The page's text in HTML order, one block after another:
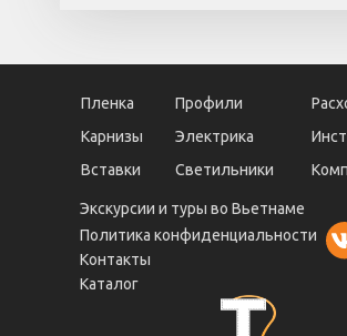
Пленка Профили
Вставки Светильники
Карнизы Электрика
Политика конфиденциальности
Экскурсии и туры во Вьетнаме
Каталог
Контакты